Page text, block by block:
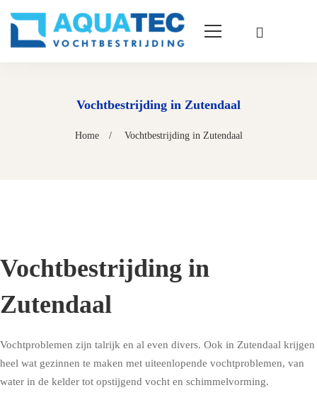
Vochtbestrijding in Zutendaal
Home Vochtbestrijding in Zutendaal
Vochtbestrijding in
Zutendaal
Vochtproblemen zijn talrijk en al even divers. Ook in Zutendaal krijgen
heel wat gezinnen te maken met uiteenlopende vochtproblemen, van
water in de kelder tot opstijgend vocht en schimmelvorming.